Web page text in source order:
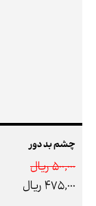
چشم بد دور
500,000 ريال
475,000 ريال